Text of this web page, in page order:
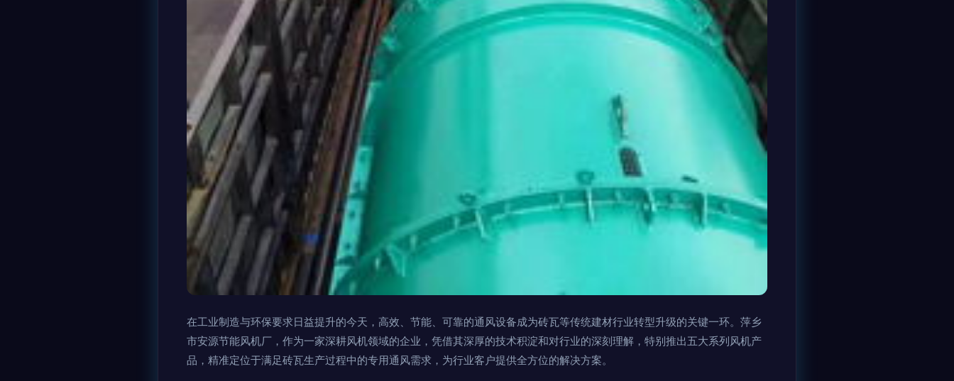
在工业制造与环保要求日益提升的今天，高效、节能、可靠的通风设备成为砖瓦等传统建材行业转型升级的关键一环。萍乡
市安源节能风机厂，作为一家深耕风机领域的企业，凭借其深厚的技术积淀和对行业的深刻理解，特别推出五大系列风机产
品，精准定位于满足砖瓦生产过程中的专用通风需求，为行业客户提供全方位的解决方案。